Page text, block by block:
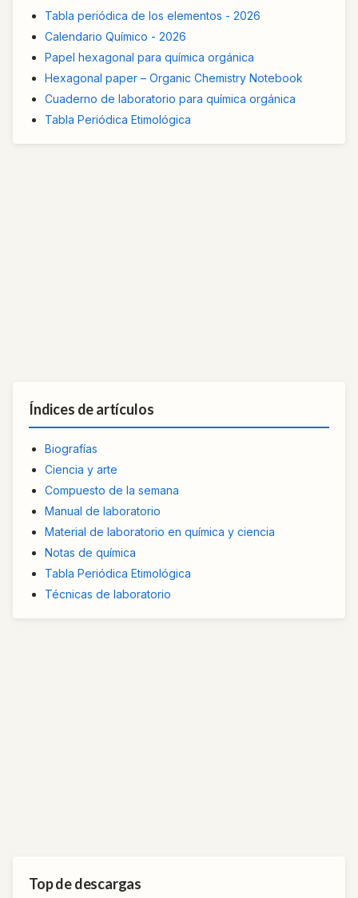
Tabla periódica de los elementos - 2026
Calendario Químico - 2026
Papel hexagonal para química orgánica
Hexagonal paper – Organic Chemistry Notebook
Cuaderno de laboratorio para química orgánica
Tabla Periódica Etimológica
Índices de artículos
Biografías
Ciencia y arte
Compuesto de la semana
Manual de laboratorio
Material de laboratorio en química y ciencia
Notas de química
Tabla Periódica Etimológica
Técnicas de laboratorio
Top de descargas